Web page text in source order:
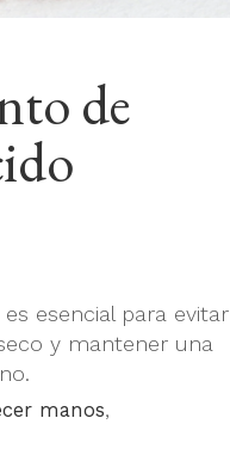
de
esencial para evitar
y mantener una
manos,